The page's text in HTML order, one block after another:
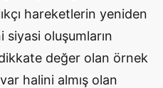
hareketlerin yeniden
siyasi oluşumların
değer olan örnek
halini almış olan